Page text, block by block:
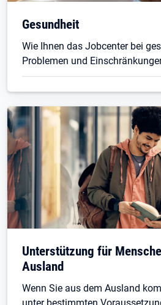
Gesundheit
Wie Ihnen das Jobcenter bei
Problemen und
Unterstützung für
Ausland
Wenn Sie aus dem Ausland